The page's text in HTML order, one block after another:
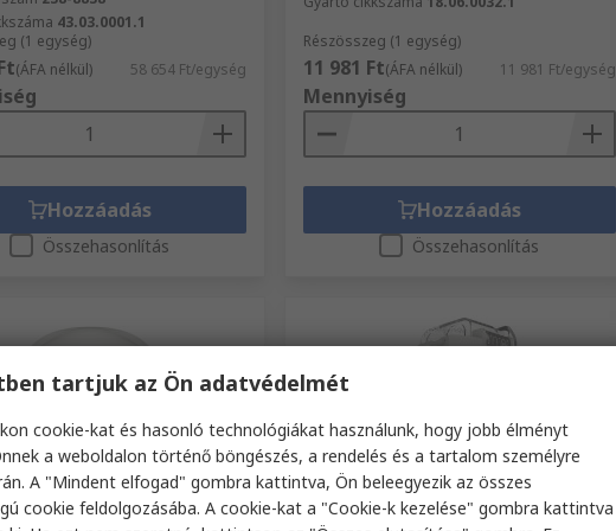
43.03.0001.1
(1 egység)
(ÁFA nélkül) 58 654 Ft/egység
Hozzáadás
Összehasonlítás
Részösszeg (1 egység)
11 981 Ft(ÁFA nélkül) 11 981 Ft/egység
Mennyiség
Hozzáadás
Összehasonlítás
Raktáron
tartjuk az Ön adatvédelmét
cookie-kat és hasonló technológiákat használunk, hogy jobb élményt
a weboldalon történő böngészés, a rendelés és a tartalom személyre
A "Mindent elfogad" gombra kattintva, Ön beleegyezik az összes
cookie feldolgozásába. A cookie-kat a "Cookie-k kezelése" gombra kattintva